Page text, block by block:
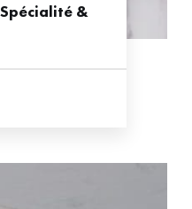
&